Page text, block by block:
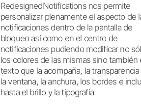
RedesignedNotifications nos permite
personalizar plenamente el aspecto de
notificaciones dentro de la pantalla de
bloqueo así como en el centro de
notificaciones pudiendo modificar no
los colores de las mismas sino también
texto que la acompaña, la
la ventana, la anchura, los bordes e
hasta el brillo y la tipografía.